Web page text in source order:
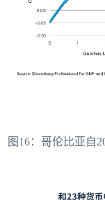
图16：哥伦比亚自